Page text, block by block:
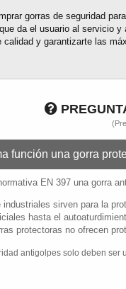
gorras de seguridad
da el usuario al servicio
calidad y garantizarte las
función una gorra
EN 397 una gorra
industriales sirven para la
hasta el
protectoras no ofrecen
antigolpes​ solo deben ser